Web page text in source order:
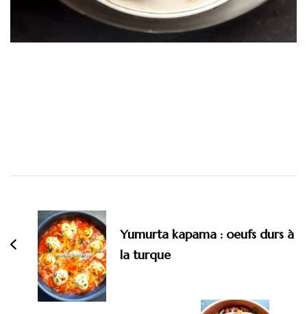
d'article
Yumurta kapama : oeufs durs à
la turque